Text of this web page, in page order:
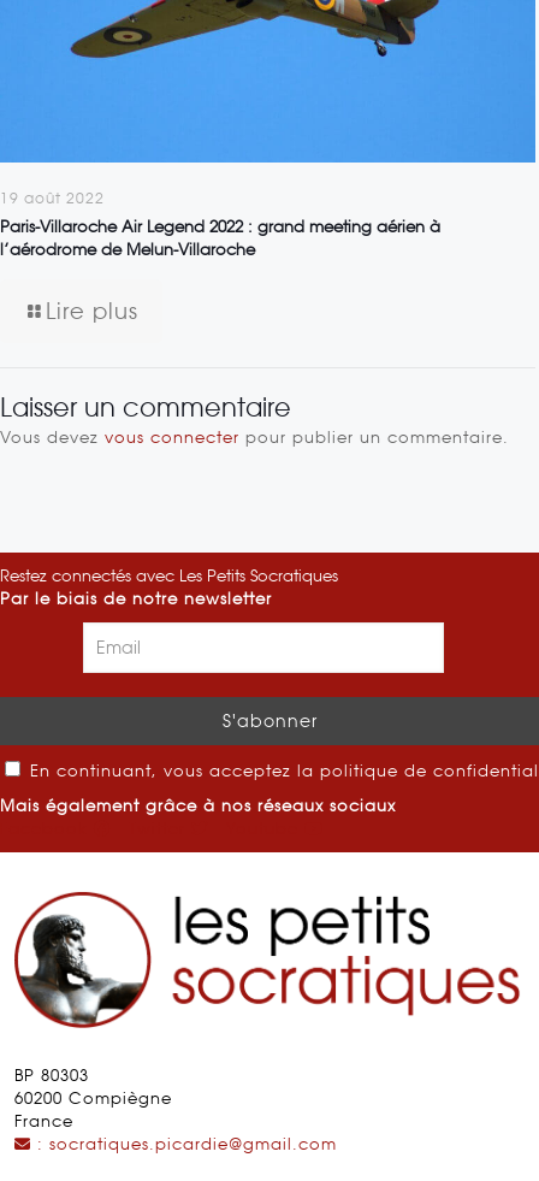
19 août 2022
Paris-Villaroche Air Legend 2022 : grand meeting aérien à
l’aérodrome de Melun-Villaroche
Lire plus
Laisser un commentaire
Vous devez vous connecter pour publier un commentaire.
Restez connectés avec Les Petits Socratiques
Par le biais de notre newsletter
En continuant, vous acceptez la politique de
Mais également grâce à nos réseaux sociaux
BP 80303
60200 Compiègne
France
: socratiques.picardie@gmail.com